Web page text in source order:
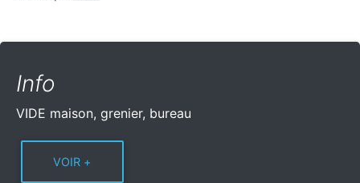
Info
VIDE maison, grenier, bureau